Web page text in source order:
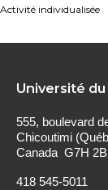
Activité individualisée
Université
555, boulevard
Chicoutimi
Canada G7H
418 545-5011